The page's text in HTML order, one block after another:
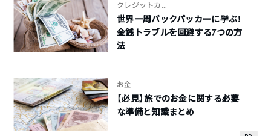
クレジットカ...
世界一周バックパッカーに学ぶ！
金銭トラブルを回避する7つの方
法
お金
【必見】旅でのお金に関する必要
な準備と知識まとめ